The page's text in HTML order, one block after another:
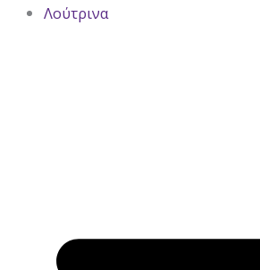
Λούτρινα